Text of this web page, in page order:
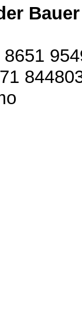
Bauer
8651